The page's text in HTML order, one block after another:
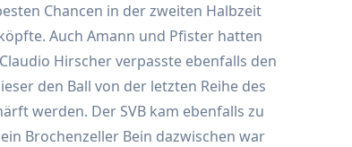
Chancen in der zweiten Halbzeit
Auch Amann und Pfister hatten
Hirscher verpasste ebenfalls den
den Ball von der letzten Reihe des
werden. Der SVB kam ebenfalls zu
Brochenzeller Bein dazwischen war